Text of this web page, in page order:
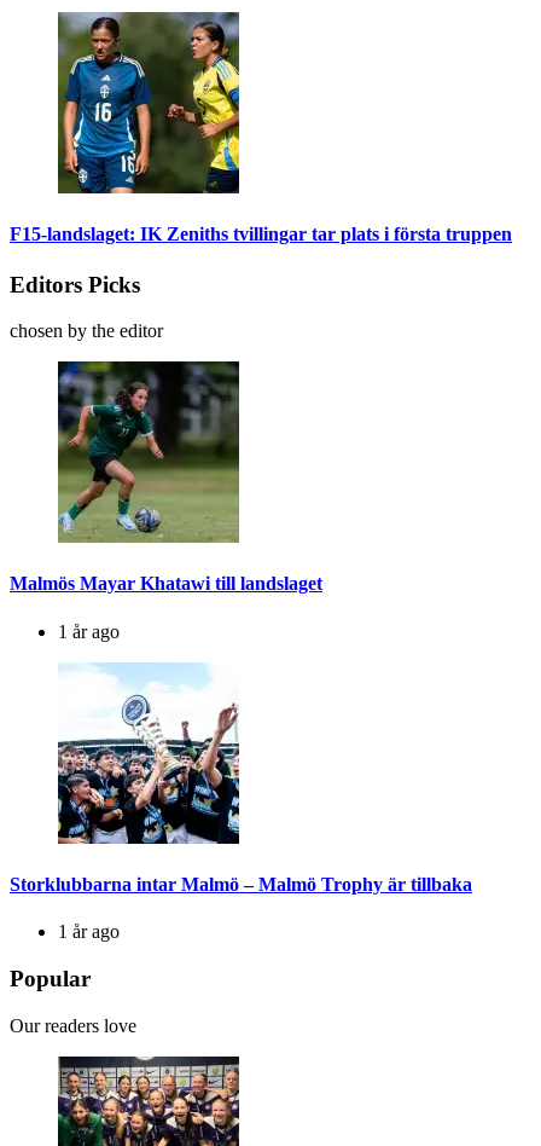
F15-landslaget: IK Zeniths tvillingar tar plats i första truppen
Editors Picks
chosen by the editor
Malmös Mayar Khatawi till landslaget
1 år ago
Storklubbarna intar Malmö – Malmö Trophy är tillbaka
1 år ago
Popular
Our readers love